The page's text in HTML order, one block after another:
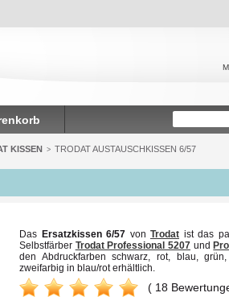
KISSEN > TRODAT AUSTAUSCHKISSEN 6/57
Das Ersatzkissen 6/57 von Trodat ist das
Selbstfärber Trodat Professional5207 und
den Abdruckfarben schwarz, rot, blau,
zweifarbig in blau/rot erhältlich.
( 18